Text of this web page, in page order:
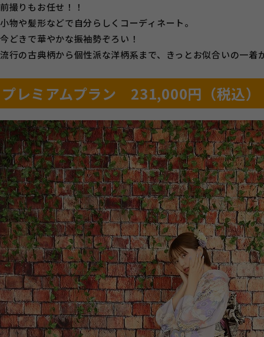
前撮りもお任せ！！
小物や髪形などで自分らしくコーディネート。
今どきで華やかな振袖勢ぞろい！
流行の古典柄から個性派な洋柄系まで、きっとお似合いの一着
プレミアムプラン 231,000円（税込）